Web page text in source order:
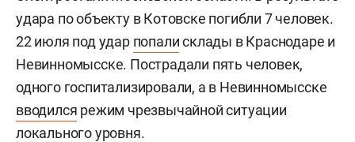
удара по объекту в Котовске погибли 7 человек.
22 июля под удар попалисклады в Краснодаре и
Невинномысске. Пострадали пять человек,
одного госпитализировали, а в Невинномысске
вводился режим чрезвычайной ситуации
локального уровня.